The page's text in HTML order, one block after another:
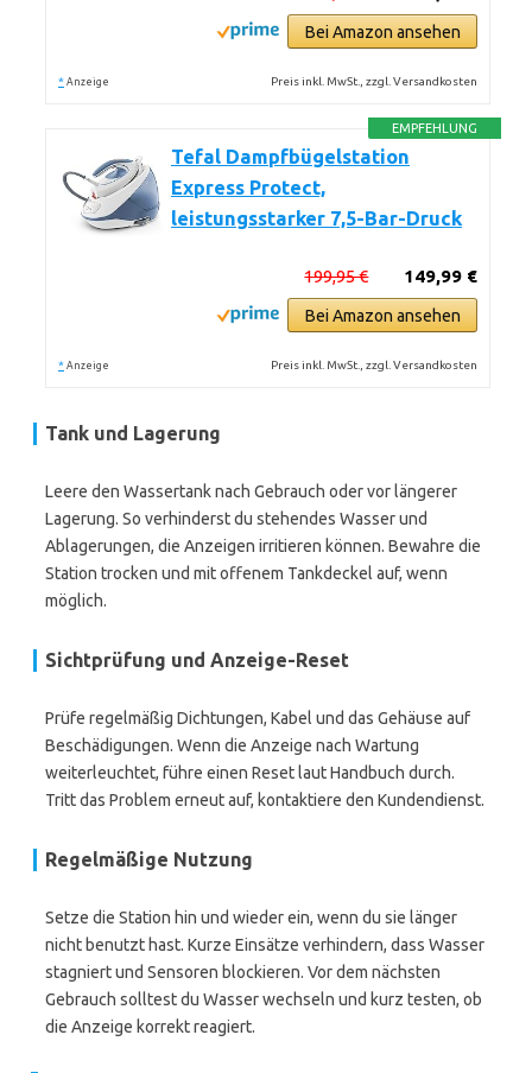
Bei Amazon ansehen
* Anzeige Preis inkl. MwSt., zzgl. Versandkosten
EMPFEHLUNG
Tefal Dampfbügelstation
Express Protect,
leistungsstarker 7,5-Bar-Druck
149,99 €
199,95 €
Bei Amazon ansehen
* Anzeige Preis inkl. MwSt., zzgl. Versandkosten
Tank und Lagerung
Leere den Wassertank nach Gebrauch oder vor längerer
Lagerung. So verhinderst du stehendes Wasser und
Ablagerungen, die Anzeigen irritieren können. Bewahre die
Station trocken und mit offenem Tankdeckel auf, wenn
möglich.
Sichtprüfung und Anzeige-Reset
Prüfe regelmäßig Dichtungen, Kabel und das Gehäuse auf
Beschädigungen. Wenn die Anzeige nach Wartung
weiterleuchtet, führe einen Reset laut Handbuch durch.
Tritt das Problem erneut auf, kontaktiere den Kundendienst.
Regelmäßige Nutzung
Setze die Station hin und wieder ein, wenn du sie länger
nicht benutzt hast. Kurze Einsätze verhindern, dass Wasser
stagniert und Sensoren blockieren. Vor dem nächsten
Gebrauch solltest du Wasser wechseln und kurz testen, ob
die Anzeige korrekt reagiert.